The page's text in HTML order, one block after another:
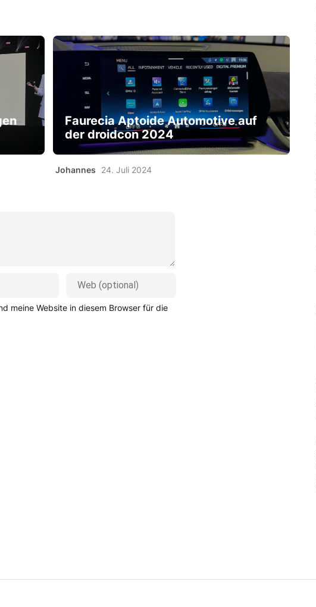
Faurecia Aptoide Automotive auf
der droidcon 2024
Johannes 24. Juli 2024
meine Website in diesem Browser für die